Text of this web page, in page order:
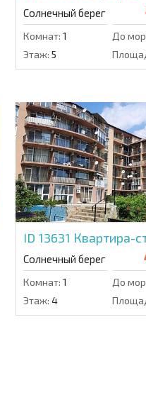
Солнечный берег
Комнат: 1 До
Этаж: 5
2
ID 13631 Квартира-
Солнечный берег
Комнат: 1 До
Этаж: 4